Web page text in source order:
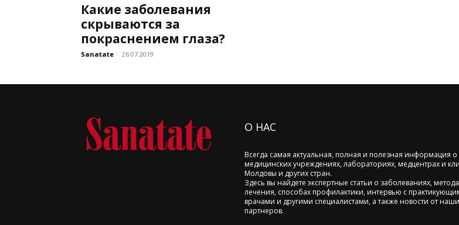
Какие заболевания
скрываются за
покраснением глаза?
Sanatate - 26.07.2019
О НАС
Всегда самая актуальная, полная и полезная информация о
медицинских учреждениях, лабораториях, медцентрах и
Молдовы и других стран.
Здесь вы найдете экспертные статьи о заболеваниях,
лечения, способах профилактики, интервью с
врачами и другими специалистами, а также новости от
партнеров.